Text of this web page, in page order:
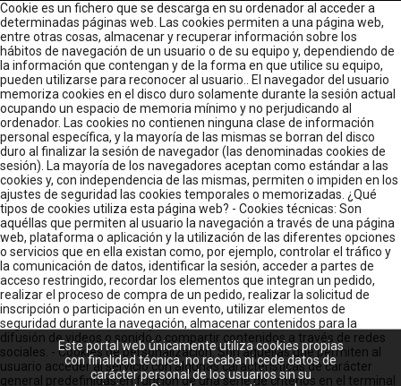
Cookie es un fichero que se descarga en su ordenador al acceder a
determinadas páginas web. Las cookies permiten a una página web,
entre otras cosas, almacenar y recuperar información sobre los
hábitos de navegación de un usuario o de su equipo y, dependiendo de
la información que contengan y de la forma en que utilice su equipo,
pueden utilizarse para reconocer al usuario.. El navegador del usuario
memoriza cookies en el disco duro solamente durante la sesión actual
ocupando un espacio de memoria mínimo y no perjudicando al
ordenador. Las cookies no contienen ninguna clase de información
personal específica, y la mayoría de las mismas se borran del disco
duro al finalizar la sesión de navegador (las denominadas cookies de
sesión). La mayoría de los navegadores aceptan como estándar a las
cookies y, con independencia de las mismas, permiten o impiden en los
ajustes de seguridad las cookies temporales o memorizadas. ¿Qué
tipos de cookies utiliza esta página web? - Cookies técnicas: Son
aquéllas que permiten al usuario la navegación a través de una página
web, plataforma o aplicación y la utilización de las diferentes opciones
o servicios que en ella existan como, por ejemplo, controlar el tráfico y
la comunicación de datos, identificar la sesión, acceder a partes de
acceso restringido, recordar los elementos que integran un pedido,
realizar el proceso de compra de un pedido, realizar la solicitud de
inscripción o participación en un evento, utilizar elementos de
seguridad durante la navegación, almacenar contenidos para la
difusión de videos o sonido o compartir contenidos a través de redes
sociales. - Cookies de personalización: Son aquéllas que permiten al
usuario acceder al servicio con algunas características de carácter
general predefinidas en función de una serie de criterios en el terminal
Este portal web únicamente utiliza cookies propias
con finalidad técnica, no recaba ni cede datos de
carácter personal de los usuarios sin su